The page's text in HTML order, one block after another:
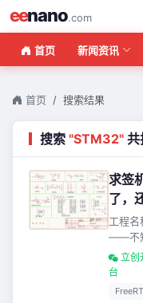
eenano.com
首页 新闻资讯
首页 搜索结果
搜索 "STM32" 共
求签
了，
工程名
——不
这个项
做了一
——仅
立创
台